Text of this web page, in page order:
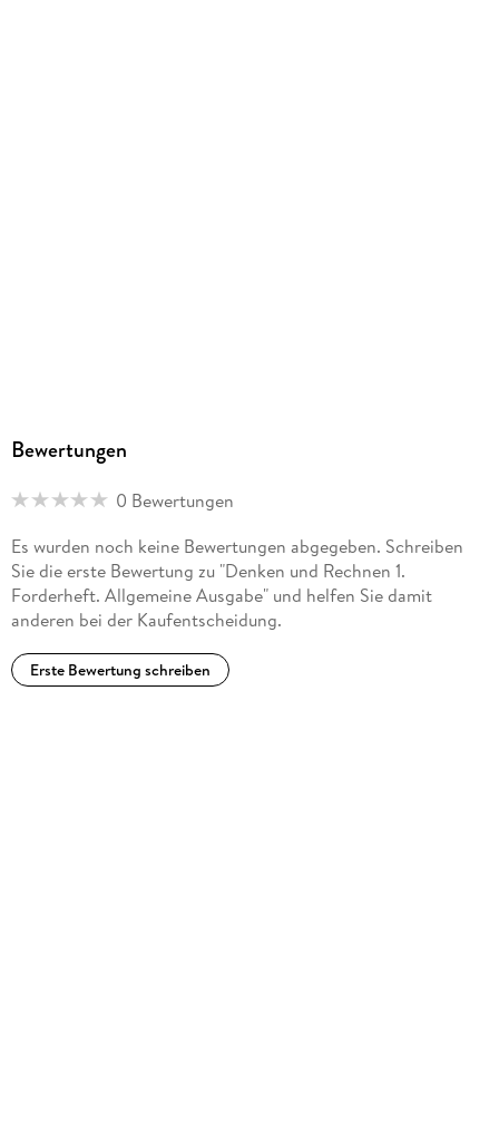
Bewertungen
0 Bewertungen
Es wurden noch keine Bewertungen abgegeben. Schreiben
Sie die erste Bewertung zu "Denken und Rechnen 1.
Forderheft. Allgemeine Ausgabe" und helfen Sie damit
anderen bei der Kaufentscheidung.
Erste Bewertung schreiben